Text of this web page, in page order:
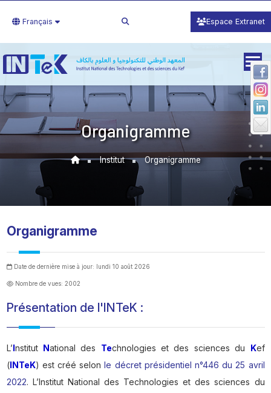
Français Espace Extranet
Organigramme
Institut Organigramme
Organigramme
Date de dernière mise à jour: lundi 10 août 2026
Nombre de vues: 2002
Présentation de l'INTeK :
L’Institut National des Technologies et des sciences du Kef
(INTeK) est créé selonle décret présidentiel n°446 du 25 avril
2022. L’Institut National des Technologies et des sciences du